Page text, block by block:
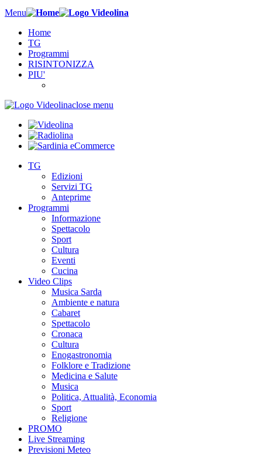
Menu
Home
TG
Programmi
RISINTONIZZA
PIU'
close menu
TG
Edizioni
Servizi TG
Anteprime
Programmi
Informazione
Spettacolo
Sport
Cultura
Eventi
Cucina
Video Clips
Musica Sarda
Ambiente e natura
Cabaret
Spettacolo
Cronaca
Cultura
Enogastronomia
Folklore e Tradizione
Medicina e Salute
Musica
Politica, Attualità, Economia
Sport
Religione
PROMO
Live Streaming
Previsioni Meteo